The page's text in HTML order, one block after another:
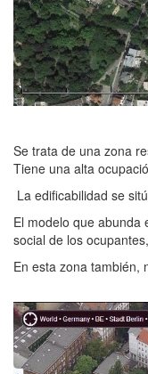
Se trata de una zona
Tiene una alta
La edificabilidad se
El modelo que abunda
social de los
En esta zona también,